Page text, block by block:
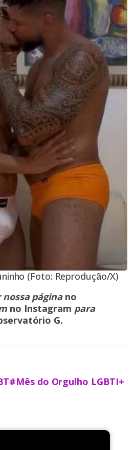
(Foto: Reprodução/X)
página no
no Instagram para
G.
#Mês do Orgulho LGBTI+